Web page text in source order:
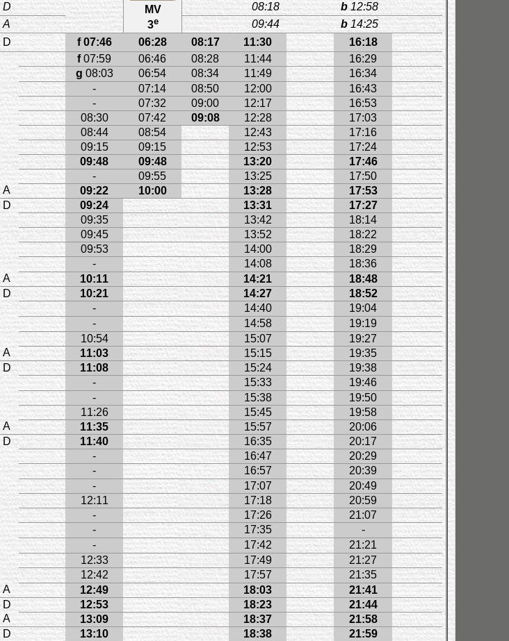
MV
3e
D 08:18 b12:58
A 09:44 b14:25
D f 07:46 06:28 08:17 11:30
16:18
f07:59 06:46 08:28 11:44
16:29
g 08:03 06:54 08:34 11:49
16:34
- 07:14 08:50 12:00
16:43
- 07:32 09:00 12:17
16:53
08:30 07:42 09:08 12:28
17:03
08:44 08:54 12:43
17:16
09:15 09:15 12:53
17:24
09:48 09:48 13:20
17:46
- 09:55 13:25
17:50
A 09:22 10:00 13:28
17:53
D
09:24 13:31
17:27
09:35 13:42
18:14
09:45 13:52
18:22
09:53 14:00
18:29
- 14:08
18:36
A 10:11 14:21
18:48
D
10:21 14:27
18:52
- 14:40
19:04
- 14:58
19:19
10:54 15:07
19:27
A 11:03 15:15
19:35
D
11:08 15:24
19:38
- 15:33
19:46
- 15:38
19:50
11:26 15:45
19:58
A 11:35 15:57
20:06
D
11:40 16:35
20:17
- 16:47
20:29
- 16:57
20:39
- 17:07
20:49
12:11 17:18
20:59
- 17:26
21:07
- 17:35
-
- 17:42
21:21
12:33 17:49
21:27
12:42 17:57
21:35
A 12:49 18:03
21:41
D
12:53 18:23
21:44
A 13:09 18:37
21:58
D
13:10 18:38
21:59